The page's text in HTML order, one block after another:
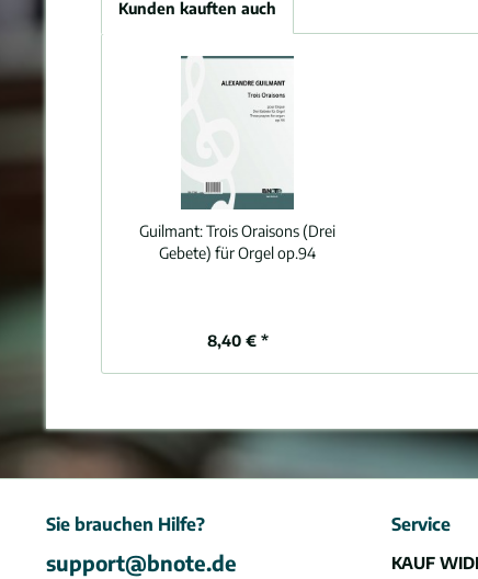
Kunden kauften auch
Guilmant:Trois Oraisons (Drei
Gebete) für Orgel op.94
8,40 € *
Sie brauchen Hilfe?
support@bnote.de
Service
KAUF